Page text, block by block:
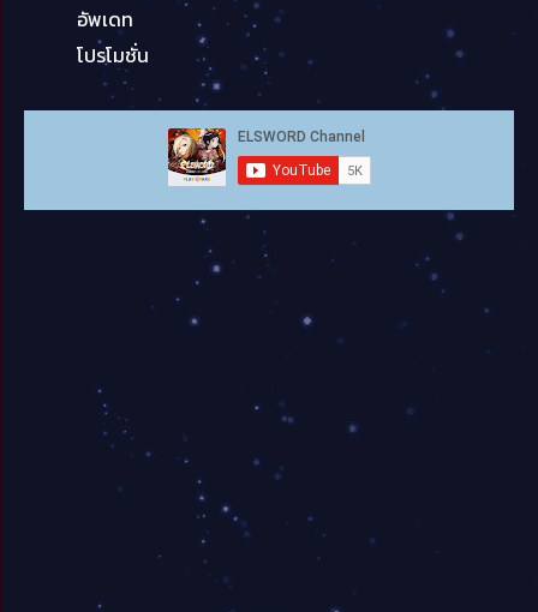
อัพเดท
โปรโมชั่น